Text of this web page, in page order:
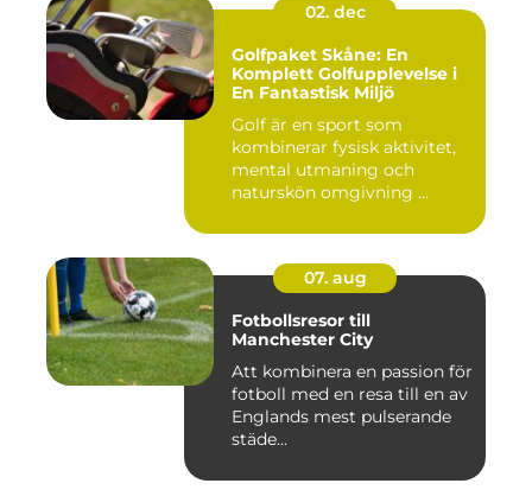
02. dec
Golfpaket Skåne: En
Komplett Golfupplevelse i
En Fantastisk Miljö
Golf är en sport som
kombinerar fysisk aktivitet,
mental utmaning och
naturskön omgivning ...
07. aug
Fotbollsresor till
Manchester City
Att kombinera en passion för
fotboll med en resa till en av
Englands mest pulserande
städe...